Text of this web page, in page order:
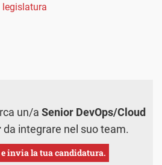
legislatura
un/a Senior DevOps/Cloud
da integrare nel suo team.
invia la tua candidatura.